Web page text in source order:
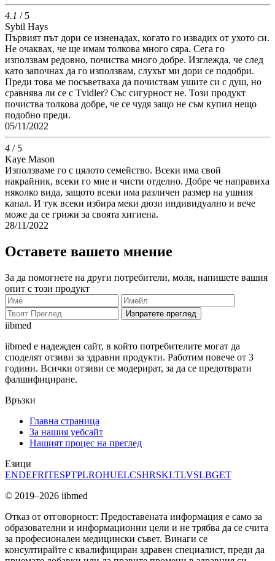
4.1 / 5
Sybil Hays
Първият път дори се изненадах, когато го извадих от ухото си.
Не очаквах, че ще имам толкова много сяра. Сега го
използвам редовно, почиства много добре. Изглежда, че след
като започнах да го използвам, слухът ми дори се подобри.
Преди това ме посъветваха да почиствам ушите си с душ, но
сравнява ли се с Tvidler? Със сигурност не. Този продукт
почиства толкова добре, че се чудя защо не съм купил нещо
подобно преди.
05/11/2022
4 / 5
Kaye Mason
Използваме го с цялото семейство. Всеки има свой
накрайник, всеки го мие и чисти отделно. Добре че направиха
няколко вида, защото всеки има различен размер на ушния
канал. И тук всеки избира меки дюзи индивидуално и вече
може да се грижи за своята хигиена.
28/11/2022
Оставете вашето мнение
За да помогнете на други потребители, моля, напишете вашия
опит с този продукт
Изпратете преглед
iibmed
iibmed е надежден сайт, в който потребителите могат да
споделят отзиви за здравни продукти. Работим повече от 3
години. Всички отзиви се модерират, за да се предотврати
фалшифициране.
Връзки
Главна страница
За нашия уебсайт
Нашият процес на преглед
Езици
ENDEFRITESPTPLROHUELCSHRSKLTLVSLBGET
© 2019–2026 iibmed
Отказ от отговорност: Предоставената информация е само за
образователни и информационни цели и не трябва да се счита
за професионален медицински съвет. Винаги се
консултирайте с квалифициран здравен специалист, преди да